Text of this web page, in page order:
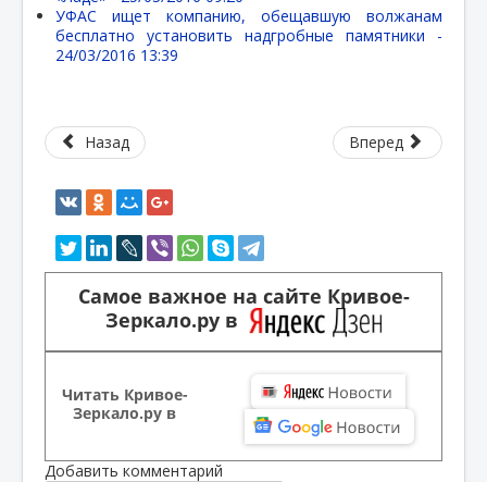
УФАС ищет компанию, обещавшую волжанам
бесплатно установить надгробные памятники -
24/03/2016 13:39
Назад Вперед
Самое важное на сайте Кривое-
Зеркало.ру в
Читать Кривое-
Зеркало.ру в
Добавить комментарий